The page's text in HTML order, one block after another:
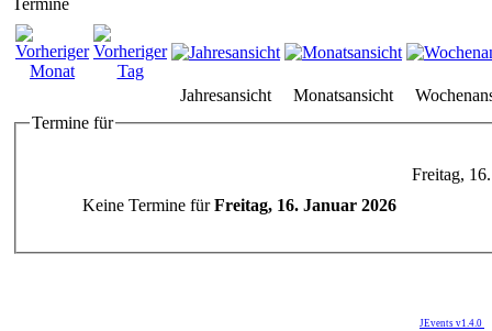
Termine
Jahresansicht Monatsansicht
Termine für
Freitag,
Keine Termine fürFreitag, 16. Januar 2026
JEvents v1.4.0